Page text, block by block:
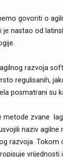
govoriti o
je nastao od
razvoja
regulisanih,
posmatrani su
metode zvane
naziv
razvoja.
vrijednosti